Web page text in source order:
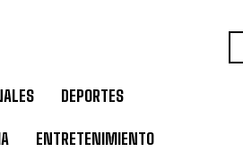
DEPORTES
ENTRETENIMIENTO